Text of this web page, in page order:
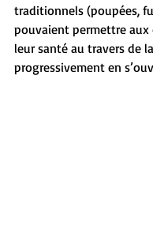
traditionnels (poupées,
pouvaient permettre aux
leur santé au travers de
progressivement en